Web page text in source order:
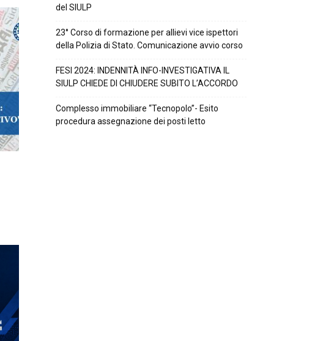
del SIULP
23° Corso di formazione per allievi vice ispettori
della Polizia di Stato. Comunicazione avvio corso
FESI 2024: INDENNITÀ INFO-INVESTIGATIVA IL
SIULP CHIEDE DI CHIUDERE SUBITO L’ACCORDO
Complesso immobiliare “Tecnopolo”- Esito
procedura assegnazione dei posti letto